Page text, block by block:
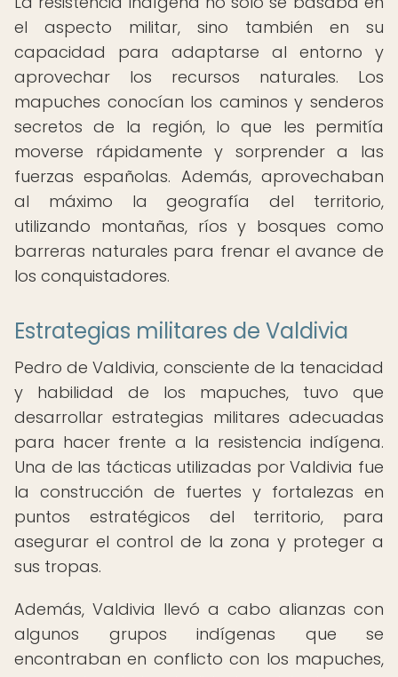
el aspecto militar, sino también en su
capacidad para adaptarse al entorno y
aprovechar los recursos naturales. Los
mapuches conocían los caminos y senderos
secretos de la región, lo que les permitía
moverse rápidamente y sorprender a las
fuerzas españolas. Además, aprovechaban
al máximo la geografía del territorio,
utilizando montañas, ríos y bosques como
barreras naturales para frenar el avance de
los conquistadores.
Estrategias militares de Valdivia
Pedro de Valdivia, consciente de la tenacidad
y habilidad de los mapuches, tuvo que
desarrollar estrategias militares adecuadas
para hacer frente a la resistencia indígena.
Una de las tácticas utilizadas por Valdivia fue
la construcción de fuertes y fortalezas en
puntos estratégicos del territorio, para
asegurar el control de la zona y proteger a
sus tropas.
Además, Valdivia llevó a cabo alianzas con
algunos grupos indígenas que se
encontraban en conflicto con los mapuches,